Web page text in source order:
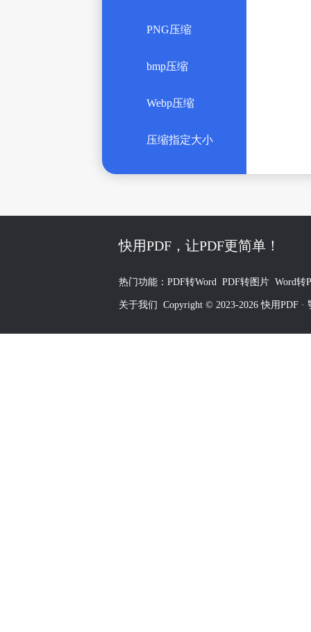
PNG压缩
bmp压缩
Webp压缩
压缩指定大小
快用PDF，让PDF更简单！
热门功能： PDF转Word PDF转图片 Word转
关于我们 Copyright © 2023-2026 快用PDF ·